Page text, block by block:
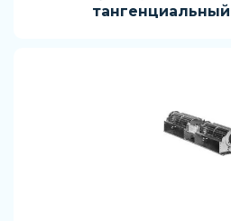
тангенциальный